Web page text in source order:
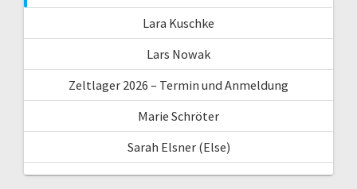
Lara Kuschke
Lars Nowak
Zeltlager 2026 – Termin und Anmeldung
Marie Schröter
Sarah Elsner (Else)